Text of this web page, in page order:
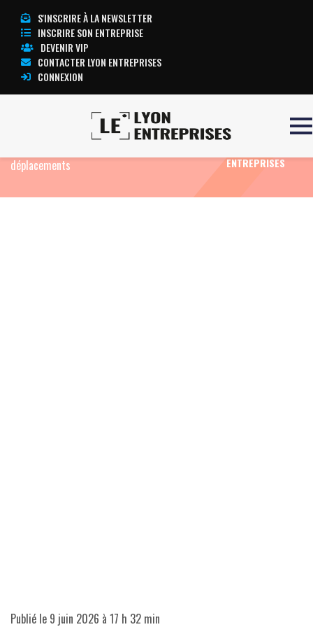
S'INSCRIRE À LA NEWSLETTER
INSCRIRE SON ENTREPRISE
DEVENIR VIP
CONTACTER LYON ENTREPRISES
CONNEXION
Mobilités : la Métropole de
déplacements
TOUTE
ENTREPRISES
Publié le 9 juin 2026 à 17 h 32 min